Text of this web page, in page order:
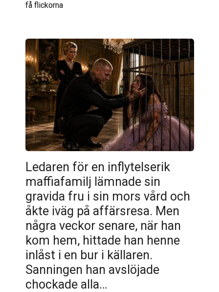
få flickorna
Ledaren för en inflytelserik
maffiafamilj lämnade sin
gravida fru i sin mors vård och
åkte iväg på affärsresa. Men
några veckor senare, när han
kom hem, hittade han henne
inlåst i en bur i källaren.
Sanningen han avslöjade
chockade alla…